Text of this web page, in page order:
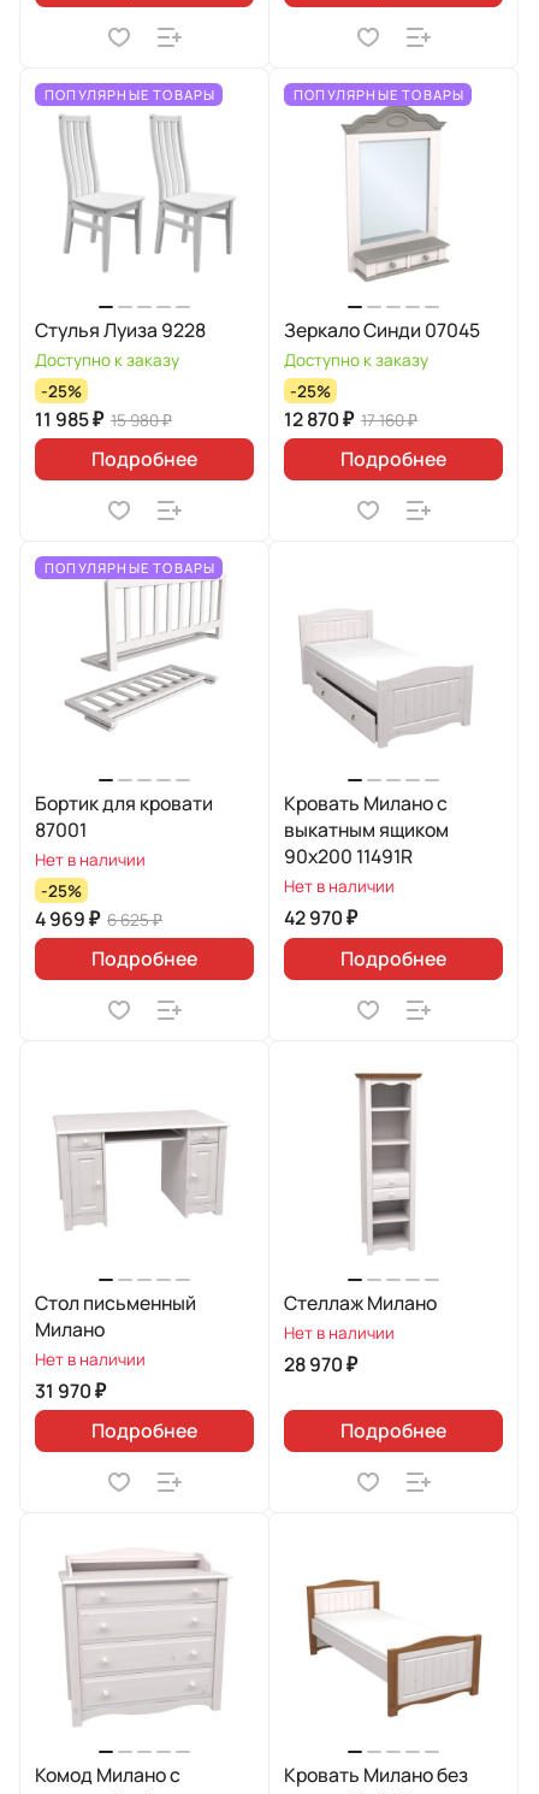
ПОПУЛЯРНЫЕ ТОВАРЫ
Стулья Луиза 9228
Доступно к заказу
-25%
11 985 ₽ 15 980 ₽
Подробнее
ПОПУЛЯРНЫЕ ТОВАРЫ
Зеркало Синди 07045
Доступно к заказу
-25%
12 870 ₽ 17 160 ₽
Подробнее
ПОПУЛЯРНЫЕ ТОВАРЫ
Бортик для кровати
87001
Нет в наличии
-25%
4 969 ₽ 6 625 ₽
Подробнее
Кровать Милано с
выкатным ящиком
90х200 11491R
Нет в наличии
42 970 ₽
Подробнее
Стол письменный
Милано
Нет в наличии
31 970 ₽
Подробнее
Стеллаж Милано
Нет в наличии
28 970 ₽
Подробнее
Комод Милано с
Кровать Милано без